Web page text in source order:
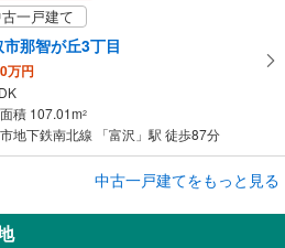
一戸建て
那智が丘3丁目
万円
積 107.01m2
地下鉄南北線 「富沢」駅 徒歩87分
太白区西の平1丁目
中古一戸建てをもっと見る